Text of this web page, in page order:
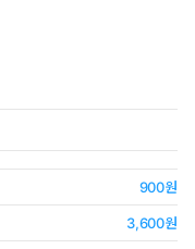
900원
3,600원